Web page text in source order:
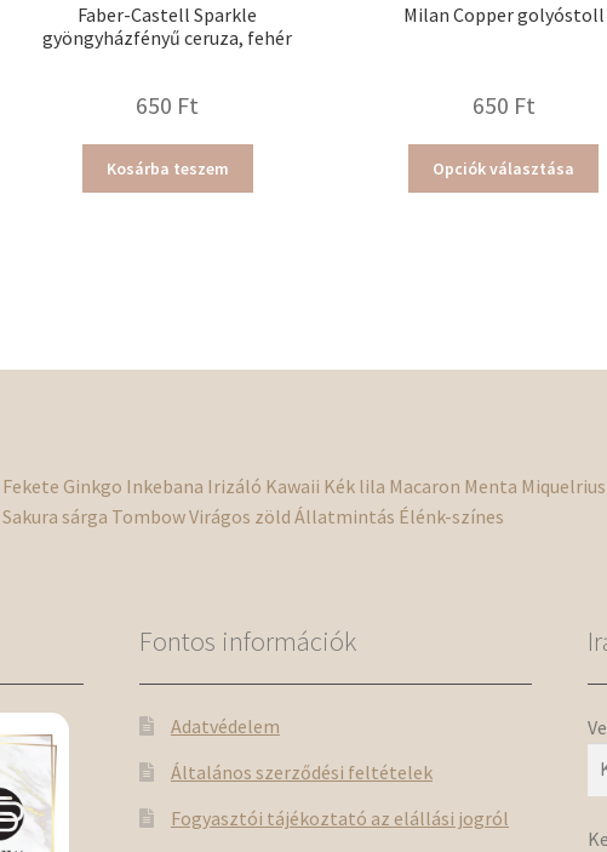
Faber-Castell Sparkle
gyöngyházfényű ceruza, fehér
650 Ft
Kosárba teszem
Milan Copper golyóstoll
650 Ft
Opciók választása
a
Fekete Ginkgo Inkebana Irizáló Kawaii Kék lila Macaron Menta Miquelrius
Sakura sárga TombowVirágos zöld Állatmintás Élénk-színes
Fontos információk
Adatvédelem
Általános szerződési feltételek
Fogyasztói tájékoztató az elállási jogról